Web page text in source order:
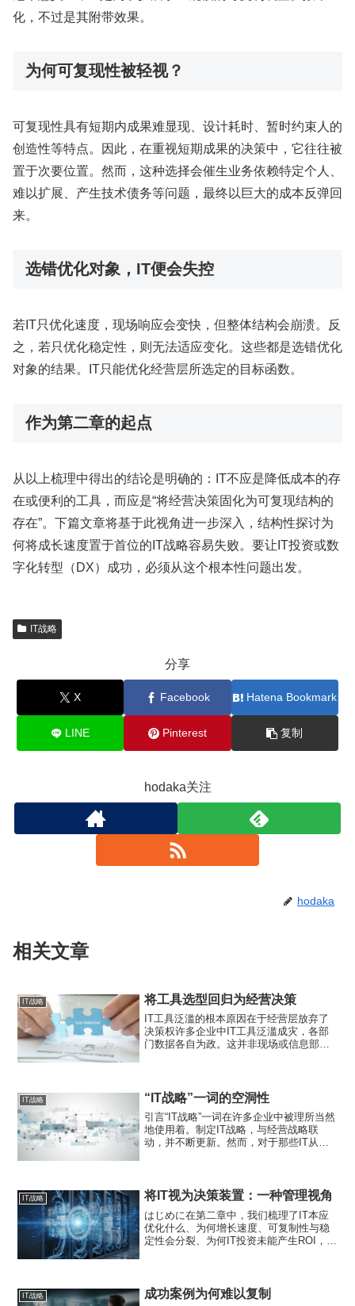
化，不过是其附带效果。
为何可复现性被轻视？
可复现性具有短期内成果难显现、设计耗时、暂时约束人的
创造性等特点。因此，在重视短期成果的决策中，它往往被
置于次要位置。然而，这种选择会催生业务依赖特定个人、
难以扩展、产生技术债务等问题，最终以巨大的成本反弹回
来。
选错优化对象，IT便会失控
若IT只优化速度，现场响应会变快，但整体结构会崩溃。反
之，若只优化稳定性，则无法适应变化。这些都是选错优化
对象的结果。IT只能优化经营层所选定的目标函数。
作为第二章的起点
从以上梳理中得出的结论是明确的：IT不应是降低成本的存
在或便利的工具，而应是“将经营决策固化为可复现结构的
存在”。下篇文章将基于此视角进一步深入，结构性探讨为
何将成长速度置于首位的IT战略容易失败。要让IT投资或数
字化转型（DX）成功，必须从这个根本性问题出发。
IT战略
分享
X Facebook Hatena Bookmark
LINE Pinterest 复制
hodaka关注
hodaka
相关文章
IT战略 将工具选型回归为经营决策
IT工具泛滥的根本原因在于经营层放弃了
决策权许多企业中IT工具泛滥成灾，各部
门数据各自为政。这并非现场或信息部门
指南。工具选型，...
IT战略 “IT战略”一词的空洞性
引言“IT战略”一词在许多企业中被理所当然
地使用着。制定IT战略，与经营战略联
动，并不断更新。然而，对于那些IT从未
却未能成为...
IT战略 将IT视为决策装置：一种管理视角
はじめに在第二章中，我们梳理了IT本应
优化什么、为何增长速度、可复制性与稳
定性会分裂、为何IT投资未能产生ROI，以
置”的...
IT战略 成功案例为何难以复制